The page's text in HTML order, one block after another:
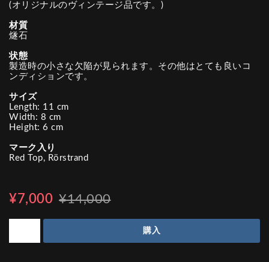
(オリジナルのヴィンテージ品です。)
材質
燧石
状態
製造時の小さな欠陥が見られます。その他はとても良いコ
ンディションです。
サイズ
Length: 11 cm
Width: 8 cm
Height: 6 cm
マーク入り
Red Top, Rörstrand
¥14,000
¥7,000
購入